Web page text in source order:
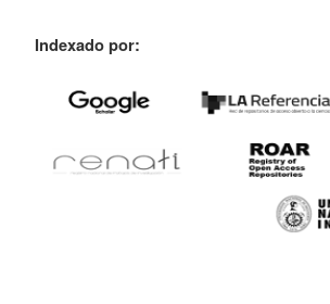
Indexado por: